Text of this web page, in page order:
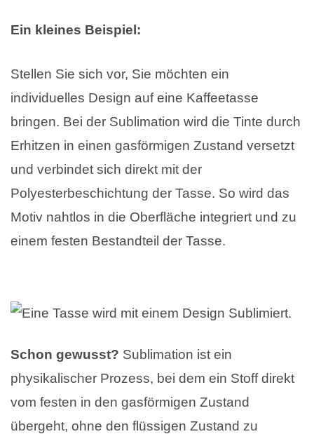
Ein kleines Beispiel:
Stellen Sie sich vor, Sie möchten ein
individuelles Design auf eine Kaffeetasse
bringen. Bei der Sublimation wird die Tinte durch
Erhitzen in einen gasförmigen Zustand versetzt
und verbindet sich direkt mit der
Polyesterbeschichtung der Tasse. So wird das
Motiv nahtlos in die Oberfläche integriert und zu
einem festen Bestandteil der Tasse.
Schon gewusst? Sublimation ist ein
physikalischer Prozess, bei dem ein Stoff direkt
vom festen in den gasförmigen Zustand
übergeht, ohne den flüssigen Zustand zu